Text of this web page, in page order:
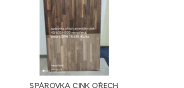
SPÁROVKA CINK OŘECH